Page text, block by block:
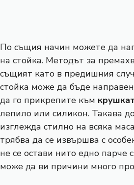
По същия начин можете да
на стойка. Методът за
същият като в предишния
стойка може да бъде
да го прикрепите към
лепило или силикон. Такава
изглежда стилно на всяка
трябва да се извършва с
не се остави нито едно парче
може да ви причини много